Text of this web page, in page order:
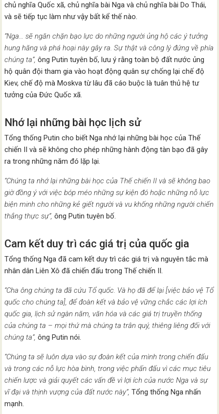
chủ nghĩa Quốc xã, chủ nghĩa bài Nga và chủ nghĩa bài Do Thái,
và sẽ tiếp tục làm như vậy bất kể thế nào.
“Nga… sẽ ngăn chặn bạo lực do những người ủng hộ các ý tưởng
hung hăng và phá hoại này gây ra. Sự thật và công lý đứng về phía
chúng ta”, ông Putin tuyên bố, lưu ý rằng toàn bộ đất nước ủng
hộ quân đội tham gia vào hoạt động quân sự chống lại chế độ
Kiev, chế độ mà Moskva từ lâu đã cáo buộc là tuân thủ hệ tư
tưởng của Đức Quốc xã.
Nhớ lại những bài học lịch sử
Tổng thống Putin cho biết Nga nhớ lại những bài học của Thế
chiến II và sẽ không cho phép những hành động tàn bạo đã gây
ra trong những năm đó lặp lại.
“Chúng ta nhớ lại những bài học của Thế chiến II và sẽ không bao
giờ đồng ý với việc bóp méo những sự kiện đó hoặc những nỗ lực
biện minh cho những kẻ giết người và vu khống những người chiến
thắng thực sự”,ông Putin tuyên bố.
Cam kết duy trì các giá trị của quốc gia
Tổng thống Nga đã cam kết duy trì các giá trị và nguyên tắc mà
nhân dân Liên Xô đã chiến đấu trong Thế chiến II.
“Cha ông chúng ta đã cứu Tổ quốc. Và họ đã để lại [việc bảo vệ Tổ
quốc cho chúng ta], để đoàn kết và bảo vệ vững chắc các lợi ích
quốc gia, lịch sử ngàn năm, văn hóa và các giá trị truyền thống
của chúng ta – mọi thứ mà chúng ta trân quý, thiêng liêng đối với
chúng ta”, ông Putin nói.
“Chúng ta sẽ luôn dựa vào sự đoàn kết của mình trong chiến đấu
và trong các nỗ lực hòa bình, trong việc phấn đấu vì các mục tiêu
chiến lược và giải quyết các vấn đề vì lợi ích của nước Nga và sự
vĩ đại và thịnh vượng của đất nước này”,Tổng thống Nga nhấn
mạnh.